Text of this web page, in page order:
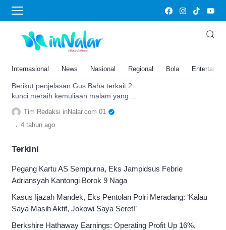
Internasional News Nasional Regional Bola
1000 bulan
Bukan Sholat Lailatul Qadar,
Gus Baha Sebut 2 Hal Ini agar
Baik dari 1000 Bulan
Berikut penjelasan Gus Baha terkait 2
kunci meraih kemuliaan malam yang
lebih baik dari 1000 bulan, bukan sholat
Lailatul Qadar.
Tim Redaksi inNalar.com 01
. 4 tahun ago
Terkini
Pegang Kartu AS Sempurna, Eks Jampidsus Febrie
Adriansyah Kantongi Borok 9 Naga
Kasus Ijazah Mandek, Eks Pentolan Polri Meradang: ‘Kalau
Saya Masih Aktif, Jokowi Saya Seret!’
Berkshire Hathaway Earnings: Operating Profit Up 16%,